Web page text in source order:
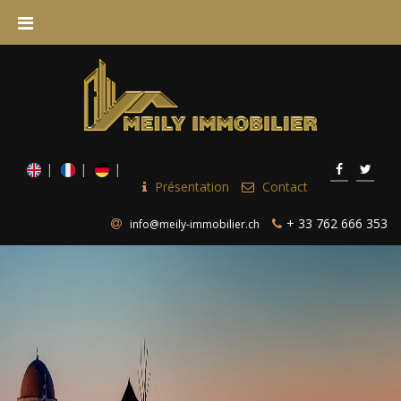
Présentation Contact
info@meily-immobilier.ch + 33 762 666 353